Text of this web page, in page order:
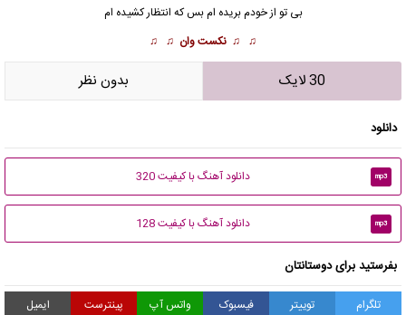
بی تو از خودم بریده ام بس که انتظار کشیده ام
♫ ♫ نکست وان ♫ ♫
30 لایک بدون نظر
دانلود
mp3 دانلود آهنگ با کیفیت 320
mp3 دانلود آهنگ با کیفیت 128
بفرستید برای دوستانتان
تلگرام توییتر فیسبوک واتس آپ پینترست ایمیل